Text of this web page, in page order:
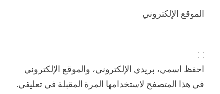
الموقع الإلكتروني
احفظ اسمي، بريدي الإلكتروني، والموقع الإلكتروني
في هذا المتصفح لاستخدامها المرة المقبلة في تعليقي.